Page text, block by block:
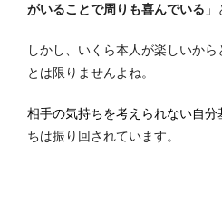
がいることで周りも喜んでいる 」
しかし、いくら本人が楽しいか
とは限りませんよね。
相手の気持ちを考えられない自分
ちは振り回されています。